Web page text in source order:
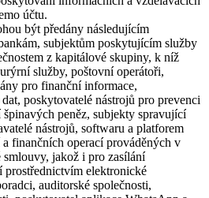
účtu.
být předány následujícím
subjektům poskytujícím služby
z kapitálové skupiny, k níž
služby, poštovní operátoři,
pro finanční informace,
poskytovatelé nástrojů pro prevenci
peněz, subjekty spravující
nástrojů, softwaru a platforem
finančních operací prováděných v
jakož i pro zasílání
prostřednictvím elektronické
auditorské společnosti,